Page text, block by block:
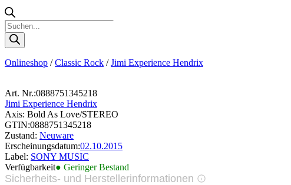
Products
search
Onlineshop /Classic Rock /Jimi Experience Hendrix
Art. Nr.:0888751345218
Jimi Experience Hendrix
Axis: Bold As Love/STEREO
GTIN:0888751345218
Zustand: Neuware
Erscheinungsdatum:02.10.2015
Label: SONY MUSIC
Verfügbarkeit● Geringer Bestand
Sicherheits- und Herstellerinformationen